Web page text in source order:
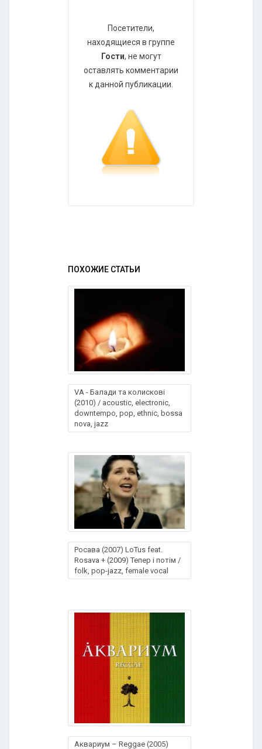
Посетители,
находящиеся в группе
Гости, не могут
оставлять комментарии
к данной публикации.
ПОХОЖИЕ СТАТЬИ
VA - Балади та колискові
(2010) / acoustic, electronic,
downtempo, pop, ethnic, bossa
nova, jazz
Росава (2007) LoTus feat.
Rosava + (2009) Тепер і потім /
folk, рор-jazz, female vocal
Аквариум – Reggae (2005)